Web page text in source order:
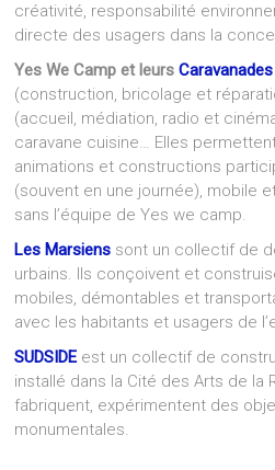
créativité, responsabilité
directe des usagers dans la
Yes We Camp et leursCaravanades
(construction, bricolage et
(accueil, médiation, radio et
caravane cuisine… Elles
animations et constructions
(souvent en une journée), mobile
sans l’équipe de Yes we camp.
Les Marsiens sont un collectif de
urbains. Ils conçoivent et
mobiles, démontables et
avec les habitants et usagers de
SUDSIDE est un collectif de
installé dans la Cité des Arts de la
fabriquent, expérimentent des
monumentales.